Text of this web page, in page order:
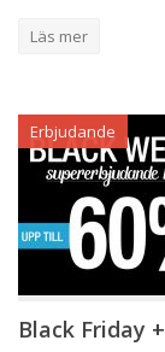
Läs mer
Erbjudande
Black Friday